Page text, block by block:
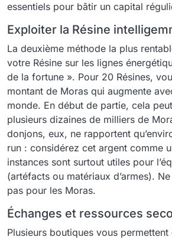
essentiels pour bâtir un capital
Exploiter la Résine
La deuxième méthode la plus
votre Résine sur les lignes
de la fortune ». Pour 20 Résines,
montant de Moras qui augmente
monde. En début de partie, cela
plusieurs dizaines de milliers de
donjons, eux, ne rapportent
run : considérez cet argent comme
instances sont surtout utiles pour
(artéfacts ou matériaux d’armes).
pas pour les Moras.
Échanges et ressources
Plusieurs boutiques vous permettent